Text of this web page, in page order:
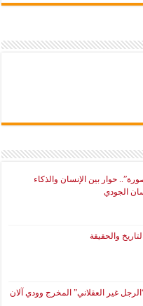
حوار بين الإنسان والذكاء
الجودي
غير العقلاني” المخرج وودي آلان